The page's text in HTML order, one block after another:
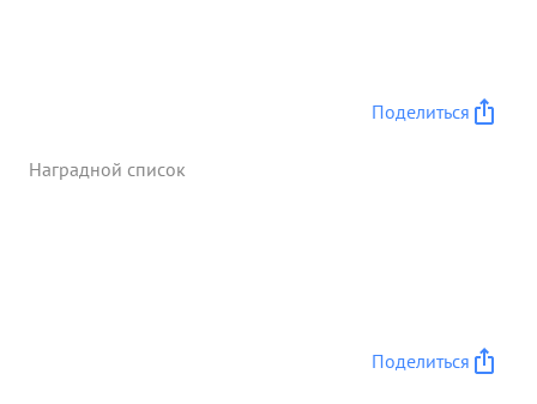
Поделиться
Наградной список
Поделиться